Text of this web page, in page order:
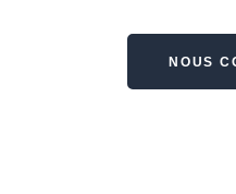
NOUS